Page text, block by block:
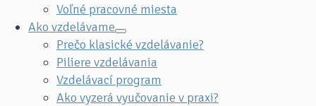
Voľné pracovné miesta
Ako vzdelávame
Prečo klasické vzdelávanie?
Piliere vzdelávania
Vzdelávací program
Ako vyzerá vyučovanie v praxi?